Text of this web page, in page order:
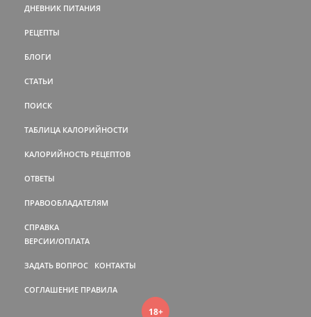
ДНЕВНИК ПИТАНИЯ
РЕЦЕПТЫ
БЛОГИ
СТАТЬИ
ПОИСК
ТАБЛИЦА КАЛОРИЙНОСТИ
КАЛОРИЙНОСТЬ РЕЦЕПТОВ
ОТВЕТЫ
ПРАВООБЛАДАТЕЛЯМ
СПРАВКА
ВЕРСИИ/ОПЛАТА
ЗАДАТЬ ВОПРОС КОНТАКТЫ
СОГЛАШЕНИЕ ПРАВИЛА
18+